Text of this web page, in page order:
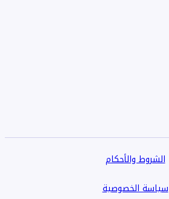
الشروط والأحكام
سياسة الخصوصية